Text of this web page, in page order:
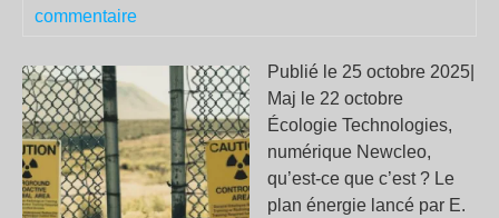
commentaire
Publié le 25 octobre 2025|
Maj le 22 octobre
Écologie Technologies,
numérique Newcleo,
qu’est-ce que c’est ? Le
plan énergie lancé par E.